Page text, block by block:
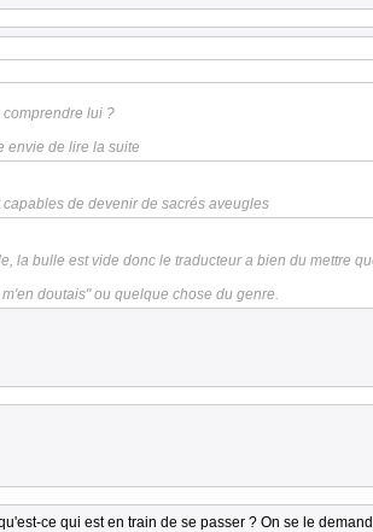
comprendre lui ?
envie de lire la suite
de devenir de sacrés aveugles
la bulle est vide donc le traducteur a bien du mettre
doutais" ou quelque chose du genre.
ce qui est en train de se passer ? On se le